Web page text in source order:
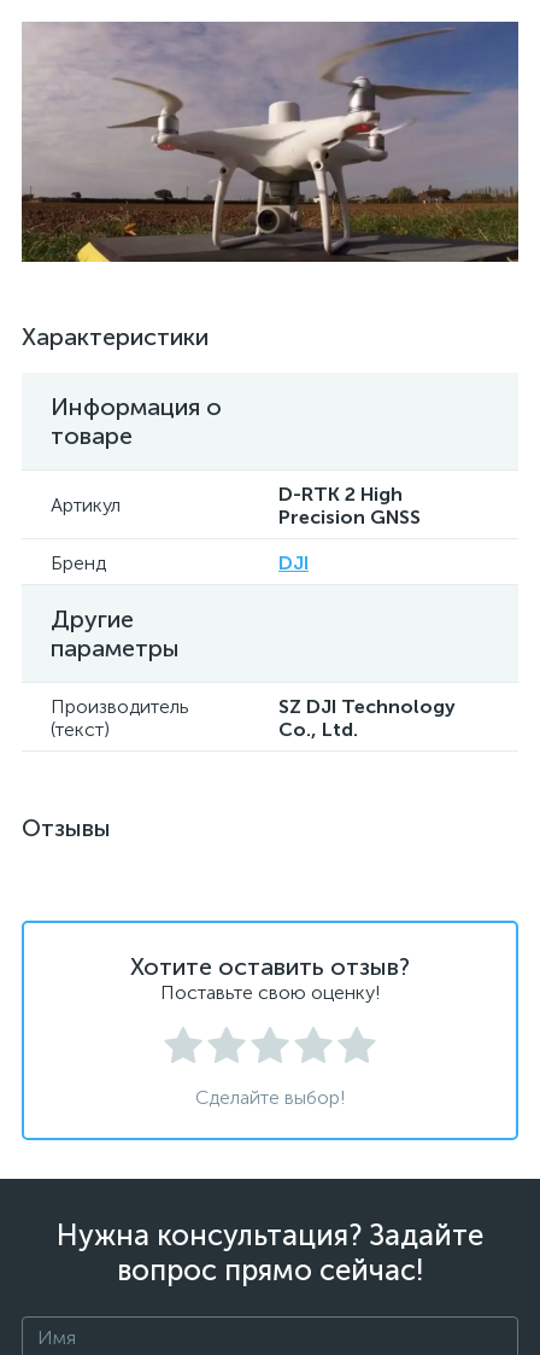
Характеристики
Информация о
товаре
Артикул
D-RTK 2 High
Precision GNSS
Бренд
DJI
Другие
параметры
Производитель
(текст)
SZ DJI Technology
Co., Ltd.
Отзывы
Хотите оставить отзыв?
Поставьте свою оценку!
Сделайте выбор!
Нужна консультация? Задайте
вопрос прямо сейчас!